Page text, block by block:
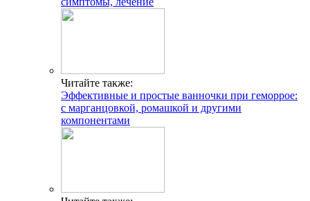
Читайте также:
Эффективные и простые ванночки при геморрое:
с марганцовкой, ромашкой и другими
компонентами